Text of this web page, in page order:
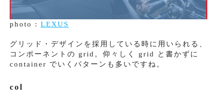
photo : LEXUS
グリッド・デザインを採用している時に用いられる、
コンポーネントの grid。仰々しく grid と書かずに
container でいくパターンも多いですね。
col